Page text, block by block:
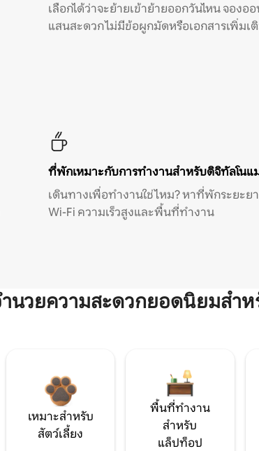
เลือกได้ว่าจะย้ายเข้าย้ายออกวันไหน จองอ
แสนสะดวก ไม่มีข้อผูกมัดหรือเอกสารเพิ่มเ
ที่พักเหมาะกับการทำงานสำหรับดิจิทัลโนแ
เดินทางเพื่อทำงานใช่ไหม? หาที่พักระยะย
Wi-Fi ความเร็วสูงและพื้นที่ทำงาน
นวยความสะดวกยอดนิยมสำ
เหมาะสำหรับ
สัตว์เลี้ยง
พื้นที่ทำงาน
สำหรับ
แล็ปท็อป